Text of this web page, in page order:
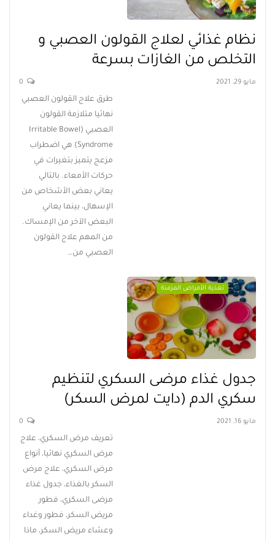
نظام غذائي لعلاج القولون العصبي و
التخلص من الغازات بسرعة
مايو 29, 2021
طرق علاج القولون العصبي
نهائيا متلازمة القولون
العصبي (Irritable Bowel
Syndrome) هي اضطراب
مزعج يتميز بتغيرات في
حركات الأمعاء. بالتالي
يعاني بعض الأشخاص من
الإسهال، بينما يعاني
البعض الآخر من الإمساك.
من المهم علاج القولون
العصبي من…
تغذية الأمراض المزمنة
جدول غذاء مرضى السكري لتنظيم
سكري الدم (دايت لمرض السكر)
مايو 16, 2021
تعريف مرض السكري، علاج
مرض السكري نهائيا، أنواع
مرض السكري، علاج مرض
السكر بالغذاء، جدول غذاء
مرضى السكري، فطور
مريض السكر، فطور وغداء
وعشاء مريض السكر، ماذا